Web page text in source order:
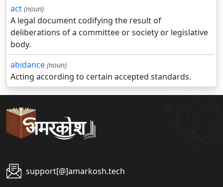
act (noun)
A legal document codifying the result of
deliberations of a committee or society or legislative
body.
abidance (noun)
Acting according to certain accepted standards.
support[@]amarkosh.tech